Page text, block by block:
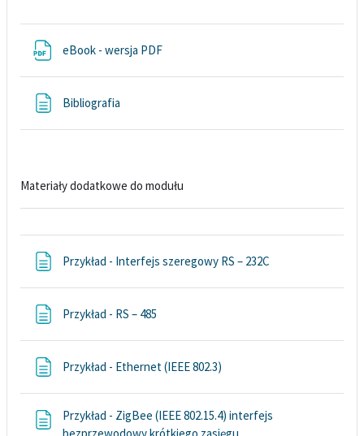
eBook - wersja PDF
Bibliografia
Materiały dodatkowe do modułu
Przykład - Interfejs szeregowy RS – 232C
Przykład - RS – 485
Przykład - Ethernet (IEEE 802.3)
Przykład - ZigBee (IEEE 802.15.4) interfejs